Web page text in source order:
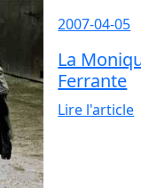
2007-04-05
La
Ferrante
Lire l'article